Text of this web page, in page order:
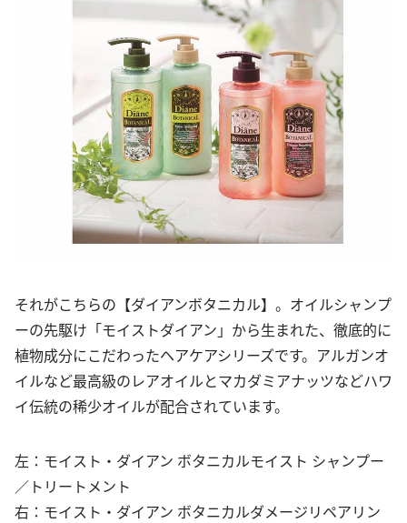
それがこちらの【ダイアンボタニカル】。オイルシャンプ
ーの先駆け「モイストダイアン」から生まれた、徹底的に
植物成分にこだわったヘアケアシリーズです。アルガンオ
イルなど最高級のレアオイルとマカダミアナッツなどハワ
イ伝統の稀少オイルが配合されています。
左：モイスト・ダイアン ボタニカルモイスト シャンプー
／トリートメント
右：モイスト・ダイアン ボタニカルダメージリペアリン